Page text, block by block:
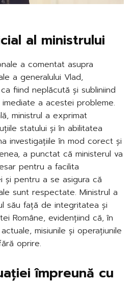
al ministrului
a comentat asupra
a generalului Vlad,
fiind neplăcută și subliniind
a acestei probleme.
ministrul a exprimat
statului și în abilitatea
investigațiile în mod corect și
a punctat că ministerul va
pentru a facilita
și pentru a se asigura că
sunt respectate. Ministrul a
său față de integritatea și
Române, evidențiind că, în
misiunile și operațiunile
oprire.
împreună cu